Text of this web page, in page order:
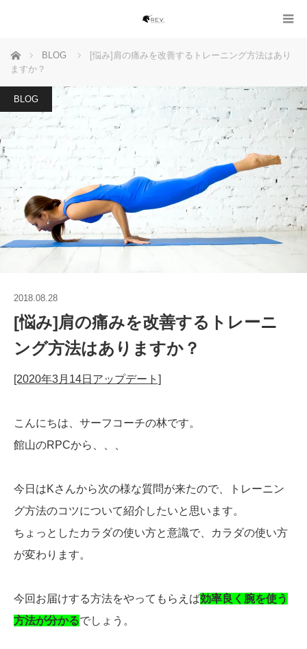
ホーム BLOG
[悩み]肩の痛みを改善するトレーニング方法はあり
ますか？
BLOG
2018.08.28
[悩み]肩の痛みを改善するトレーニ
ング方法はありますか？
[2020年3月14日アップデート]
こんにちは、サーフコーチの林です。
館山のRPCから、、、
今日はKさんから次の様な質問が来たので、トレーニン
グ方法のコツについて紹介したいと思います。
ちょっとしたカラダの使い方と意識で、カラダの使い方
が変わります。
今回お届けする方法をやってもらえば効率良く腕を使う
方法が分かるでしょう。